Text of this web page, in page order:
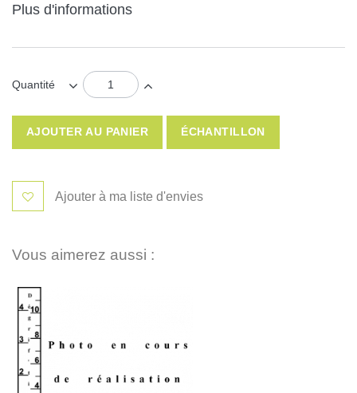
Plus d'informations
Quantité
AJOUTER AU PANIER ÉCHANTILLON
Ajouter à ma liste d'envies
Vous aimerez aussi :